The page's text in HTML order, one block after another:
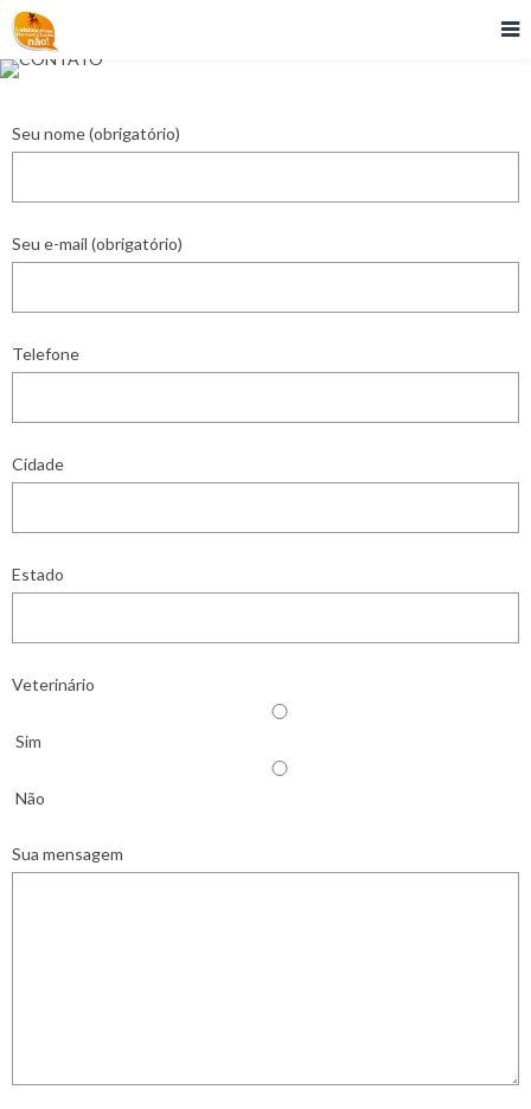
Seu nome (obrigatório)
Seu e-mail (obrigatório)
Telefone
Cidade
Estado
Veterinário
Sim
Não
Sua mensagem